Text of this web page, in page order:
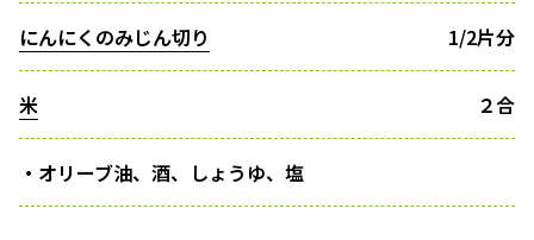
にんにくのみじん切り 1/2片分
米 ２合
・オリーブ油、酒、しょうゆ、塩